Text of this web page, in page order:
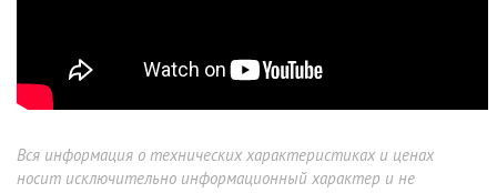
Вся информация о технических характеристиках и ценах
носит исключительно информационный характер и не